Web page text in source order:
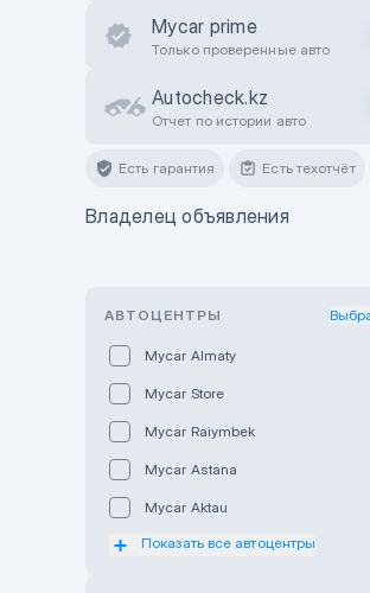
Mycar prime
Только проверенные авто
Autocheck.kz
Отчет по истории авто
Есть гарантия Есть техотчёт
Владелец объявления
АВТОЦЕНТРЫ
Mycar Almaty
Mycar Store
Mycar Raiymbek
Mycar Astana
Mycar Aktau
Mycar Uralsk
Показать все автоцентры